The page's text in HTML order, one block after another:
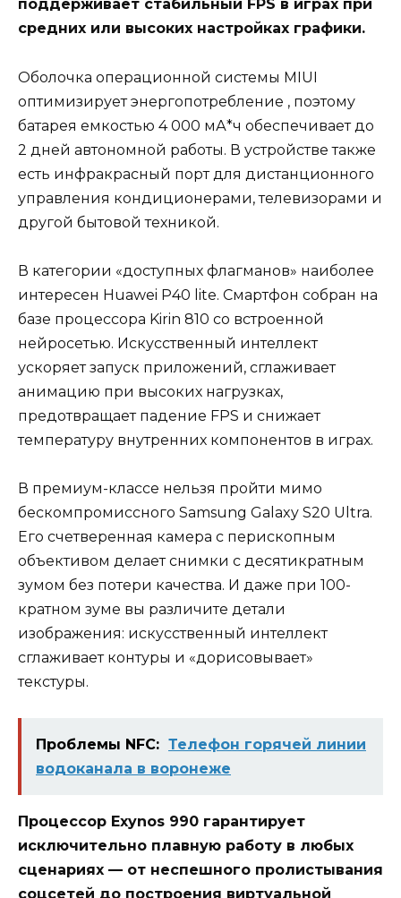
поддерживает стабильный FPS в играх при
средних или высоких настройках графики.
Оболочка операционной системы MIUI
оптимизирует энергопотребление , поэтому
батарея емкостью 4 000 мА*ч обеспечивает до
2 дней автономной работы. В устройстве также
есть инфракрасный порт для дистанционного
управления кондиционерами, телевизорами и
другой бытовой техникой.
В категории «доступных флагманов» наиболее
интересен Huawei P40 lite. Смартфон собран на
базе процессора Kirin 810 со встроенной
нейросетью. Искусственный интеллект
ускоряет запуск приложений, сглаживает
анимацию при высоких нагрузках,
предотвращает падение FPS и снижает
температуру внутренних компонентов в играх.
В премиум-классе нельзя пройти мимо
бескомпромиссного Samsung Galaxy S20 Ultra.
Его счетверенная камера с перископным
объективом делает снимки с десятикратным
зумом без потери качества. И даже при 100-
кратном зуме вы различите детали
изображения: искусственный интеллект
сглаживает контуры и «дорисовывает»
текстуры.
Проблемы NFC: Телефон горячей линии
водоканала в воронеже
Процессор Exynos 990 гарантирует
исключительно плавную работу в любых
сценариях — от неспешного пролистывания
соцсетей до построения виртуальной